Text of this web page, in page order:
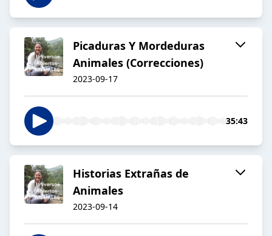
Picaduras Y Mordeduras
Animales (Correcciones)
2023-09-17
35:43
Historias Extrañas de
Animales
2023-09-14